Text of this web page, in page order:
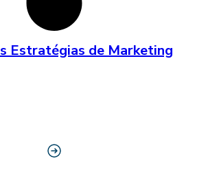
Estratégias de Marketing